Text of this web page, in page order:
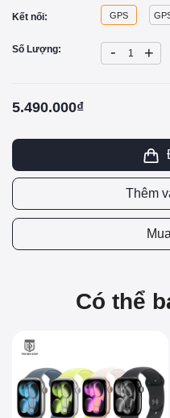
Kết nối: GPS
Số Lượng: - +
5.490.000₫
Thêm
Có thể